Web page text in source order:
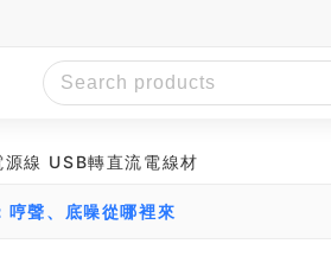
線 USB轉直流電線材
哼聲、底噪從哪裡來